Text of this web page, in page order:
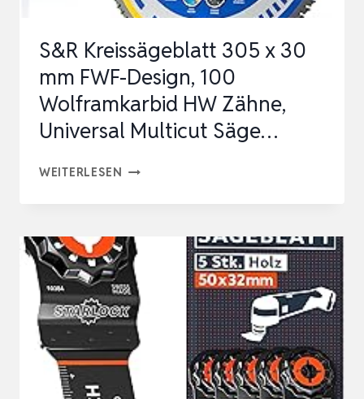
216×30
S&R Kreissägeblatt 305 x 30
mm FWF-Design, 100
Wolframkarbid HW Zähne,
Universal Multicut Säge…
WEITERLESEN S&R
X
30
MM
FWF-
DESIGN,
100
WOLFRAMKARBID